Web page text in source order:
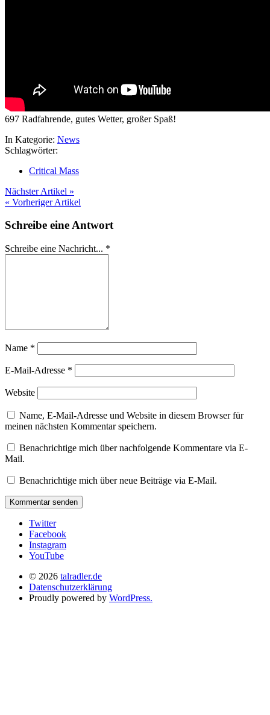
697 Radfahrende, gutes Wetter, großer Spaß!
In Kategorie: News
Schlagwörter:
Critical Mass
Nächster Artikel »
« Vorheriger Artikel
Schreibe eine Antwort
Schreibe eine Nachricht... *
Name *
E-Mail-Adresse *
Website
Name, E-Mail-Adresse und Website in diesem Browser für
meinen nächsten Kommentar speichern.
Benachrichtige mich über nachfolgende Kommentare via E-
Mail.
Benachrichtige mich über neue Beiträge via E-Mail.
Twitter
Facebook
Instagram
YouTube
© 2026 talradler.de
Datenschutzerklärung
Proudly powered by WordPress.